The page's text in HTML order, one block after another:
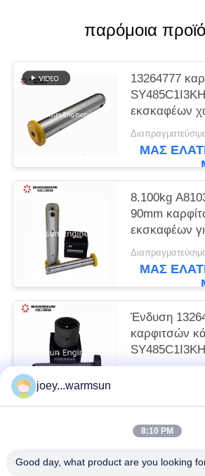
παρόμοια
13264777
εκσκαφέων
ΜΑΣ
8.100kg
90mm
εκσκαφέων
ΜΑΣ
Ένδυση
καρφιτσών
ανθεκτική
joey...warmsun
8:10 PM
Good day, what product are you looking